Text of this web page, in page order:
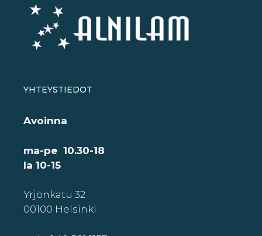
YHTEYSTIEDOT
Avoinna
ma-pe 10.30-18
la 10-15
Yrjönkatu 32
00100 Helsinki